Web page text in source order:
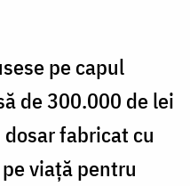
pe capul
de 300.000 de lei
fabricat cu
viață pentru